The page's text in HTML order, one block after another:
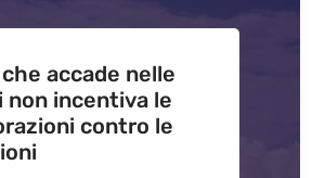
accade nelle
non incentiva le
contro le